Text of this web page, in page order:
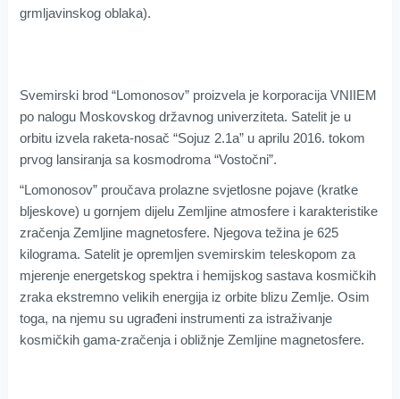
grmljavinskog oblaka).
Svemirski brod “Lomonosov” proizvela je korporacija VNIIEM
po nalogu Moskovskog državnog univerziteta. Satelit je u
orbitu izvela raketa-nosač “Sojuz 2.1a” u aprilu 2016. tokom
prvog lansiranja sa kosmodroma “Vostočni”.
“Lomonosov” proučava prolazne svjetlosne pojave (kratke
bljeskove) u gornjem dijelu Zemljine atmosfere i karakteristike
zračenja Zemljine magnetosfere. Njegova težina je 625
kilograma. Satelit je opremljen svemirskim teleskopom za
mjerenje energetskog spektra i hemijskog sastava kosmičkih
zraka ekstremno velikih energija iz orbite blizu Zemlje. Osim
toga, na njemu su ugrađeni instrumenti za istraživanje
kosmičkih gama-zračenja i obližnje Zemljine magnetosfere.